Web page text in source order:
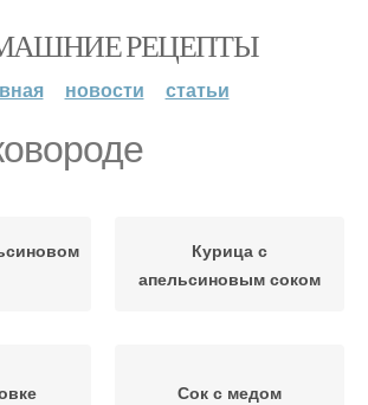
РЕЦЕПТЫ
новости статьи
Курица с
апельсиновым соком
Сок с медом